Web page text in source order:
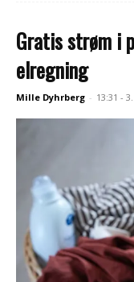
Gratis strøm i
elregning
Mille Dyhrberg - 13:31 -